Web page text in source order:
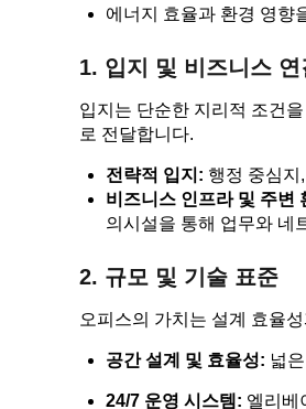
에너지 효율과 환경 영향
1. 입지 및 비즈니스 연
입지는 단순한 지리적 조건
로 전달합니다.
전략적 입지: 행정 중심지
비즈니스 인프라 및 주변
의시설을 통해 업무와 네
2. 규모 및 기술 표준
오피스의 가치는 설계 효율
공간 설계 및 효율성: 넓
24/7 운영 시스템: 엘리베